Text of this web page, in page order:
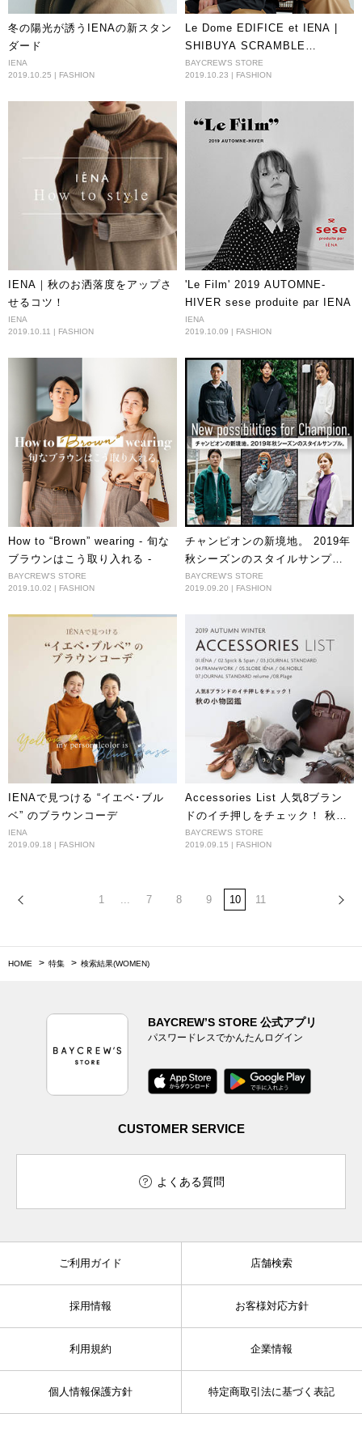
冬の陽光が誘うIENAの新スタン
ダード
IENA
2019.10.25 | FASHION
Le Dome EDIFICE et IENA |
SHIBUYA SCRAMBLE
SQUARE 2019.11.1 GRAND
OPENING
BAYCREW'S STORE
2019.10.23 | FASHION
IENA｜秋のお洒落度をアップさ
せるコツ！
IENA
2019.10.11 | FASHION
'Le Film' 2019 AUTOMNE-
HIVER sese produite par IENA
IENA
2019.10.09 | FASHION
How to “Brown” wearing - 旬な
ブラウンはこう取り入れる -
BAYCREW'S STORE
2019.10.02 | FASHION
チャンピオンの新境地。 2019年
秋シーズンのスタイルサンプ
ル。
BAYCREW'S STORE
2019.09.20 | FASHION
IENAで見つける “イエベ･ブル
ベ” のブラウンコーデ
IENA
2019.09.18 | FASHION
Accessories List 人気8ブラン
ドのイチ押しをチェック！ 秋の
小物図鑑
BAYCREW'S STORE
2019.09.15 | FASHION
1 ... 7 8 9 10 11
HOME 特集 検索結果(WOMEN)
BAYCREW’S STORE 公式アプリ
パスワードレスでかんたんログイン
CUSTOMER SERVICE
よくある質問
ご利用ガイド 店舗検索
採用情報 お客様対応方針
利用規約 企業情報
個人情報保護方針 特定商取引法に基づく表記